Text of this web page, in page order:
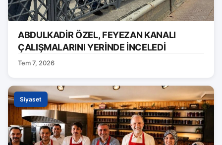
ABDULKADİR ÖZEL, FEYEZAN KANALI
ÇALIŞMALARINI YERİNDE İNCELEDİ
Tem 7, 2026
Siyaset